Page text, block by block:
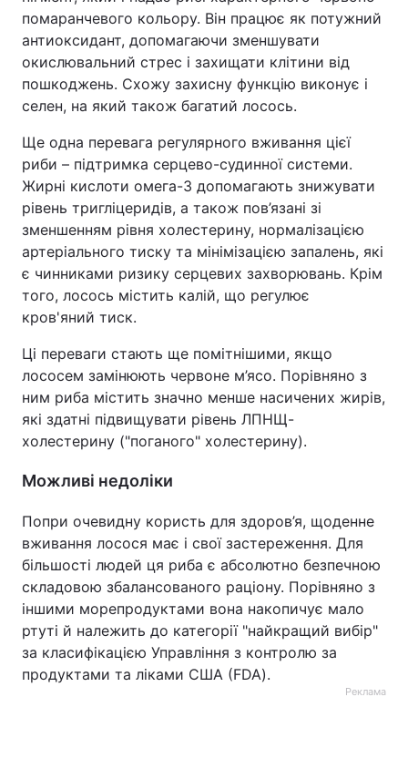
помаранчевого кольору. Він працює як потужний
антиоксидант, допомагаючи зменшувати
окислювальний стрес і захищати клітини від
пошкоджень. Схожу захисну функцію виконує і
селен, на який також багатий лосось.
Ще одна перевага регулярного вживання цієї
риби – підтримка серцево-судинної системи.
Жирні кислоти омега-3 допомагають знижувати
рівень тригліцеридів, а також пов’язані зі
зменшенням рівня холестерину, нормалізацією
артеріального тиску та мінімізацією запалень, які
є чинниками ризику серцевих захворювань. Крім
того, лосось містить калій, що регулює
кров'яний тиск.
Ці переваги стають ще помітнішими, якщо
лососем замінюють червоне м’ясо. Порівняно з
ним риба містить значно менше насичених жирів,
які здатні підвищувати рівень ЛПНЩ-
холестерину ("поганого" холестерину).
Можливі недоліки
Попри очевидну користь для здоров’я, щоденне
вживання лосося має і свої застереження. Для
більшості людей ця риба є абсолютно безпечною
складовою збалансованого раціону. Порівняно з
іншими морепродуктами вона накопичує мало
ртуті й належить до категорії "найкращий вибір"
за класифікацією Управління з контролю за
продуктами та ліками США (FDA).
Реклама